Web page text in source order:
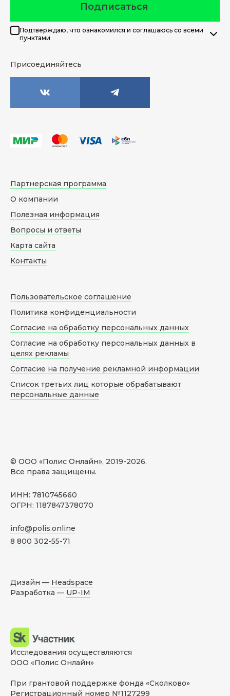
Подписаться
Подтверждаю, что ознакомился и соглашаюсь со всеми
пунктами
Присоединяйтесь
© ООО «Полис Онлайн», 2019-2026.
Все права защищены.
ИНН: 7810745660
ОГРН: 1187847378070
info@polis.online
8 800 302-55-71
Партнерская программа
О компании
Полезная информация
Вопросы и ответы
Карта сайта
Контакты
Пользовательское соглашение
Политика конфиденциальности
Согласие на обработку персональных данных
Согласие на обработку персональных данных в
целях рекламы
Согласие на получение рекламной информации
Список третьих лиц которые обрабатывают
персональные данные
Дизайн — Headspace
Разработка — UP-IM
Исследования осуществляются
ООО «Полис Онлайн»
При грантовой поддержке фонда «Сколково»
Регистрационный номер №1127299